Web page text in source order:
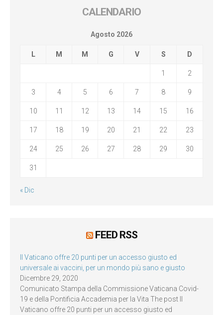
CALENDARIO
Agosto 2026
L M M G V S D
1 2
3 4 5 6 7 8 9
10 11 12 13 14 15 16
17 18 19 20 21 22 23
24 25 26 27 28 29 30
31
« Dic
FEED RSS
Il Vaticano offre 20 punti per un accesso giusto ed
universale ai vaccini, per un mondo più sano e giusto
Dicembre 29, 2020
Comunicato Stampa della Commissione Vaticana Covid-
19 e della Pontificia Accademia per la Vita The post Il
Vaticano offre 20 punti per un accesso giusto ed